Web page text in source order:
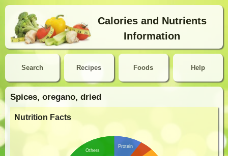
Calories and Nutrients
Information
Search Help
Recipes Foods
Spices, oregano, dried
Nutrition Facts
Protein
Others